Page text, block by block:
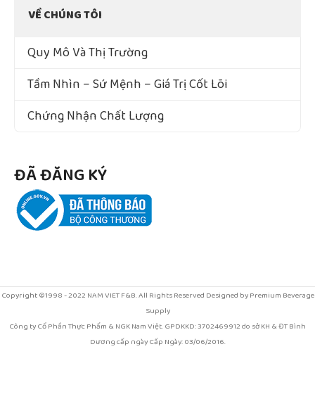
VỀ CHÚNG TÔI
Quy Mô Và Thị Trường
Tầm Nhìn – Sứ Mệnh – Giá Trị Cốt Lõi
Chứng Nhận Chất Lượng
ĐÃ ĐĂNG KÝ
Copyright ©1998 - 2022 NAM VIET F&B. All Rights Reserved Designed by Premium Beverage
Supply
Công ty Cổ Phần Thực Phẩm & NGK Nam Việt. GPDKKD: 3702469912 do sở KH & ĐT Bình
Dương cấp ngày Cấp Ngày: 03/06/2016.